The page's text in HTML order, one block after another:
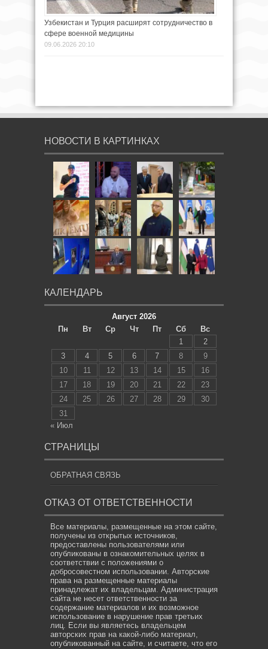
Узбекистан и Турция расширят сотрудничество в
сфере военной медицины
09.06.2026 20:10
НОВОСТИ В КАРТИНКАХ
КАЛЕНДАРЬ
Август 2026
Пн
Вт Ср Чт Пт Сб
Вс
1
2
3
4 5 6 7 8
9
10
11 12 13 14 15
16
17
18 19 20 21 22
23
24
25 26 27 28 29
30
31
« Июл
СТРАНИЦЫ
ОБРАТНАЯ СВЯЗЬ
ОТКАЗ ОТ ОТВЕТСТВЕННОСТИ
Все материалы, размещенные на этом сайте,
получены из открытых источников,
предоставлены пользователями или
опубликованы в ознакомительных целях в
соответствии с положениями о
добросовестном использовании. Авторские
права на размещенные материалы
принадлежат их владельцам. Администрация
сайта не несет ответственности за
содержание материалов и их возможное
использование в нарушение прав третьих
лиц. Если вы являетесь владельцем
авторских прав на какой-либо материал,
опубликованный на сайте, и считаете, что его